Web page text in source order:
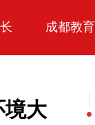
成都教育
境大